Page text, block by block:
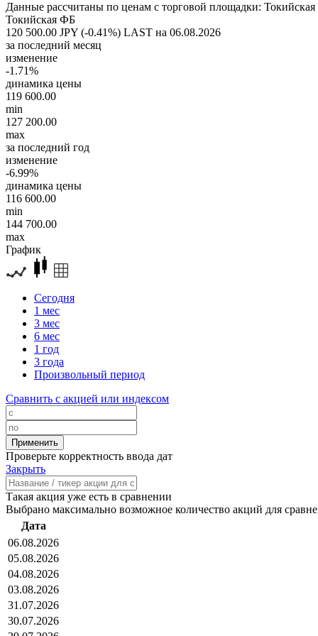
Данные рассчитаны по ценам с торговой площадки:
Токийская ФБ
120 500.00 JPY (-0.41%) LAST на 06.08.2026
за последний месяц
изменение
-1.71%
динамика цены
119 600.00
min
127 200.00
max
за последний год
изменение
-6.99%
динамика цены
116 600.00
min
144 700.00
max
График
Сегодня
1 мес
3 мес
6 мес
1 год
3 года
Произвольный период
Сравнить с акцией или индексом
Проверьте корректность ввода дат
Закрыть
Такая акция уже есть в сравнении
Выбрано максимально возможное количество акций для
Дата
06.08.2026
05.08.2026
04.08.2026
03.08.2026
31.07.2026
30.07.2026